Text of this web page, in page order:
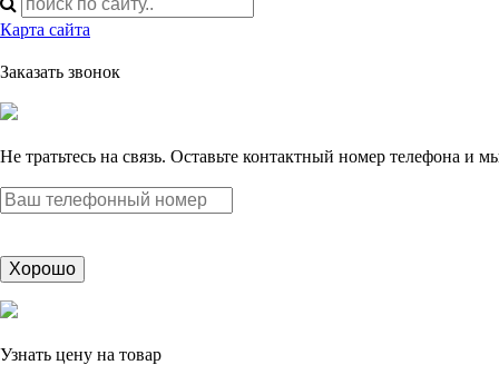
Карта сайта
Заказать звонок
Не тратьтесь на связь. Оставьте контактный номер телефона и
Хорошо
Узнать цену на товар